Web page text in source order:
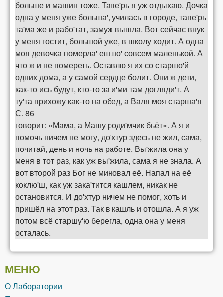
больше и машин тоже. Тапе'рь я уж отдыхаю. Дочка
одна у меня уже больша', училась в городе, тапе'рь
та'ма же и рабо'тат, замуж вышла. Вот сейчас внук
у меня гостит, большой уже, в школу ходит. А одна
моя девочка померла' ешшо' совсем маленькой. А
что ж и не помереть. Оставлю я их со старшо'й
одних дома, а у самой сердце болит. Они ж дети,
как-то ись будут, кто-то за и'ми там догляди'т. А
ту'та прихожу как-то на обед, а Валя моя старша'я
С. 86
говорит: «Мама, а Машу роди'мчик бьёт». А я и
помочь ничем не могу, до'хтур здесь не жил, сама,
почитай, день и ночь на работе. Вы'жила она у
меня в тот раз, как уж вы'жила, сама я не знала. А
вот второй раз Бог не миновал её. Напал на её
коклю'ш, как уж зака'тится кашлем, никак не
остановится. И до'хтур ничем не помог, хоть и
пришёл на этот раз. Так в кашль и отошла. А я уж
потом всё старшу'ю берегла, одна она у меня
осталась.
МЕНЮ
О Лаборатории